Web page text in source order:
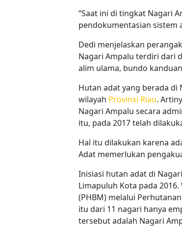
“Saat ini di tingkat Nagari
pendokumentasian sistem
Dedi menjelaskan
Nagari Ampalu terdiri dari
alim ulama, bundo
Hutan adat yang berada di
wilayah Provinsi Riau.
Nagari Ampalu secara
itu, pada 2017 telah
Hal itu dilakukan karena
Adat memerlukan
Inisiasi hutan adat di
Limapuluh Kota pada
(PHBM) melalui
itu dari 11 nagari hanya
tersebut adalah Nagari